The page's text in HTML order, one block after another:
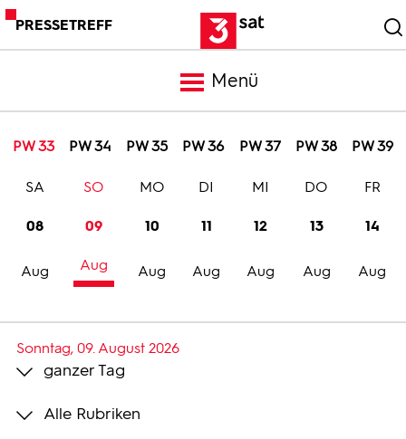
PRESSETREFF
Menü
Meldungen
Trailer
PW 33 PW 34 PW 35 PW 36 PW 37 PW 38 PW 39
08
Aug
SA
09
Aug
SO
10
Aug
MO
11
Aug
DI
12
Aug
MI
13
Aug
DO
14
Aug
FR
Sonntag, 09. August 2026
ganzer Tag
Alle Rubriken